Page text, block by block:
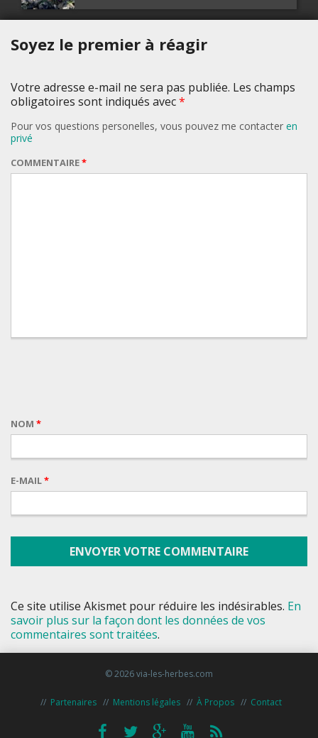
Soyez le premier à réagir
Votre adresse e-mail ne sera pas publiée. Les champs
obligatoires sont indiqués avec*
Pour vos questions personelles, vous pouvez me contacter en
privé
COMMENTAIRE*
NOM *
E-MAIL*
Ce site utilise Akismet pour réduire les indésirables. En
savoir plus sur la façon dont les données de vos
commentaires sont traitées.
© 2026 via-les-herbes.com
Partenaires Mentions légales À Propos Contact